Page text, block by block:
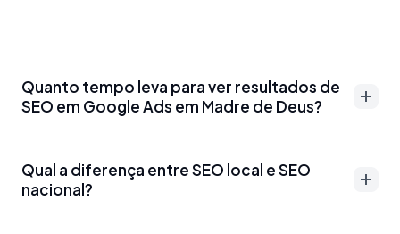
Quanto tempo leva para ver resultados de
SEO em Google Ads em Madre de Deus?
Deus podem aparecer entre 3-6 meses para
palavras-chave menos competitivas. Para termos
mais disputados como 'advogado Google Ads em
Qual a diferença entre SEO local e SEO
nacional?